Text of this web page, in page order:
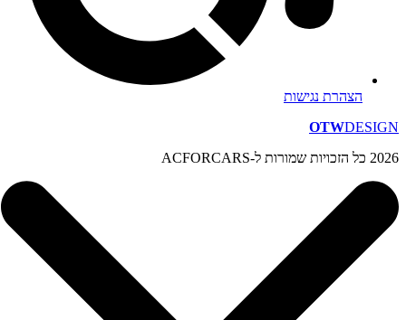
הצהרת נגישות
OTWDESIGN
2026 כל הזכויות שמורות ל-ACFORCARS